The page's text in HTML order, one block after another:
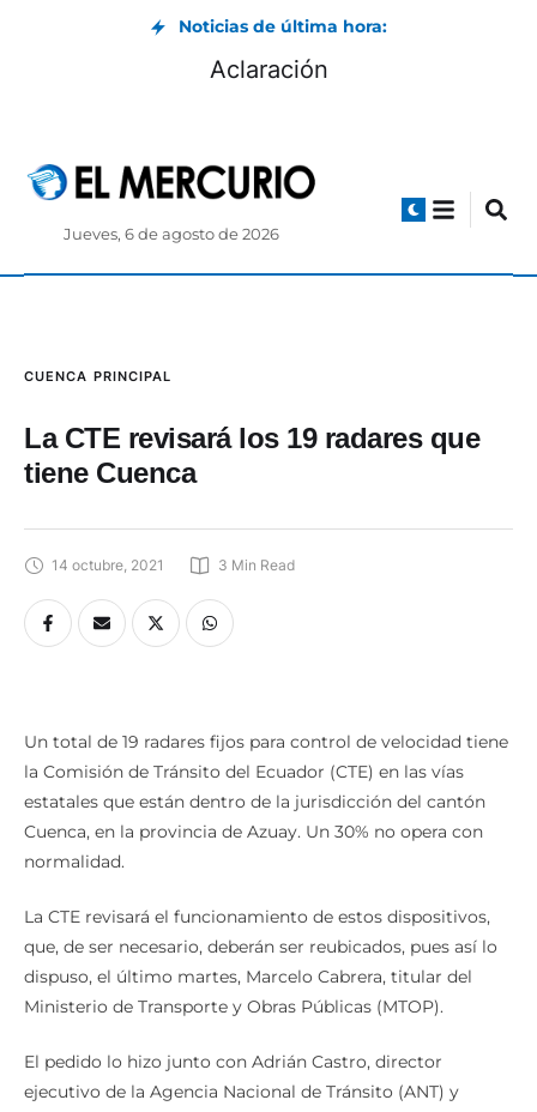
Noticias de última hora:
Aclaración
Jueves, 6 de agosto de 2026
CUENCA PRINCIPAL
La CTE revisará los 19 radares que
tiene Cuenca
14 octubre, 2021 3 Min Read
Un total de 19 radares fijos para control de velocidad tiene
la Comisión de Tránsito del Ecuador (CTE) en las vías
estatales que están dentro de la jurisdicción del cantón
Cuenca, en la provincia de Azuay. Un 30% no opera con
normalidad.
La CTE revisará el funcionamiento de estos dispositivos,
que, de ser necesario, deberán ser reubicados, pues así lo
dispuso, el último martes, Marcelo Cabrera, titular del
Ministerio de Transporte y Obras Públicas (MTOP).
El pedido lo hizo junto con Adrián Castro, director
ejecutivo de la Agencia Nacional de Tránsito (ANT) y